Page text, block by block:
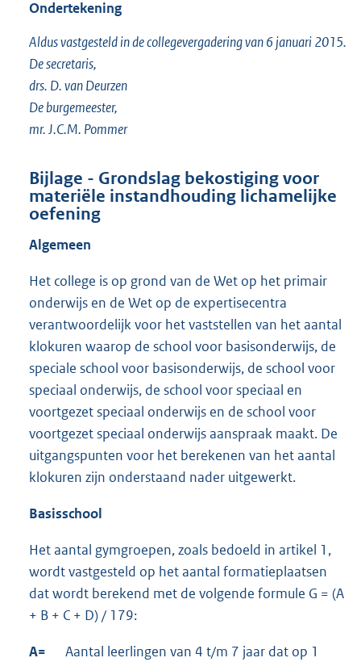
Ondertekening
Aldus vastgesteld in de collegevergadering van 6 januari 2015.
De secretaris,
drs. D. van Deurzen
De burgemeester,
mr. J.C.M. Pommer
Bijlage - Grondslag bekostiging voor
materiële instandhouding lichamelijke
oefening
Algemeen
Het college is op grond van de Wet op het primair
onderwijs en de Wet op de expertisecentra
verantwoordelijk voor het vaststellen van het aantal
klokuren waarop de school voor basisonderwijs, de
speciale school voor basisonderwijs, de school voor
speciaal onderwijs, de school voor speciaal en
voortgezet speciaal onderwijs en de school voor
voortgezet speciaal onderwijs aanspraak maakt. De
uitgangspunten voor het berekenen van het aantal
klokuren zijn onderstaand nader uitgewerkt.
Basisschool
Het aantal gymgroepen, zoals bedoeld in artikel 1,
wordt vastgesteld op het aantal formatieplaatsen
dat wordt berekend met de volgende formule G = (A
+ B + C + D) / 179:
A=
Aantal leerlingen van 4 t/m 7 jaar dat op 1